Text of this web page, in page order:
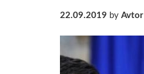
22.09.2019 by Avtor